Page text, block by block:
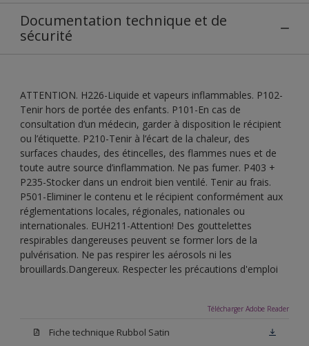
Documentation technique et de
sécurité
ATTENTION. H226-Liquide et vapeurs inflammables. P102-
Tenir hors de portée des enfants. P101-En cas de
consultation d’un médecin, garder à disposition le récipient
ou l’étiquette. P210-Tenir à l’écart de la chaleur, des
surfaces chaudes, des étincelles, des flammes nues et de
toute autre source d’inflammation. Ne pas fumer. P403 +
P235-Stocker dans un endroit bien ventilé. Tenir au frais.
P501-Eliminer le contenu et le récipient conformément aux
réglementations locales, régionales, nationales ou
internationales. EUH211-Attention! Des gouttelettes
respirables dangereuses peuvent se former lors de la
pulvérisation. Ne pas respirer les aérosols ni les
brouillards.Dangereux. Respecter les précautions d'emploi
Télécharger Adobe Reader
Fiche technique Rubbol Satin